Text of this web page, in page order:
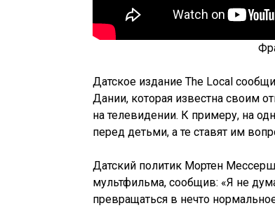
Датское издание The Local
Дании, которая известна своим
на телевидении. К примеру, на
перед детьми, а те ставят им
Датский политик Мортен
мультфильма, сообщив: «Я не
превращаться в нечто